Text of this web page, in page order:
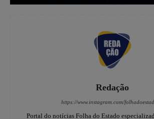
Redação
https://www.instagram.com/
Portal do notícias Folha do Estado